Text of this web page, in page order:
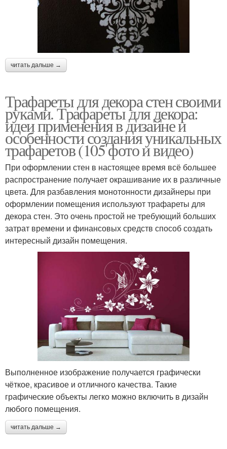
читать дальше →
Трафареты для декора стен своими
руками. Трафареты для декора:
идеи применения в дизайне и
особенности создания уникальных
трафаретов (105 фото и видео)
При оформлении стен в настоящее время всё большее
распространение получает окрашивание их в различные
цвета. Для разбавления монотонности дизайнеры при
оформлении помещения используют трафареты для
декора стен. Это очень простой не требующий больших
затрат времени и финансовых средств способ создать
интересный дизайн помещения.
Выполненное изображение получается графически
чёткое, красивое и отличного качества. Такие
графические объекты легко можно включить в дизайн
любого помещения.
читать дальше →